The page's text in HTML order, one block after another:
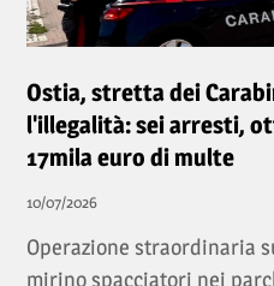
Ostia, stretta dei
l'illegalità: sei arresti,
17mila euro di multe
10/07/2026
Operazione straordinaria
mirino spacciatori nei